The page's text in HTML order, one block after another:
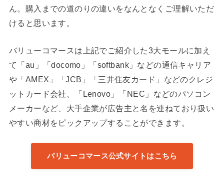
ん。購入までの道のりの違いをなんとなくご理解いただ
けると思います。
バリューコマースは上記でご紹介した3大モールに加え
て「au」「docomo」「softbank」などの通信キャリア
や「AMEX」「JCB」「三井住友カード」などのクレジ
ットカード会社、「Lenovo」「NEC」などのパソコン
メーカーなど、大手企業が広告主と名を連ねており扱い
やすい商材をピックアップすることができます。
バリューコマース公式サイトはこちら